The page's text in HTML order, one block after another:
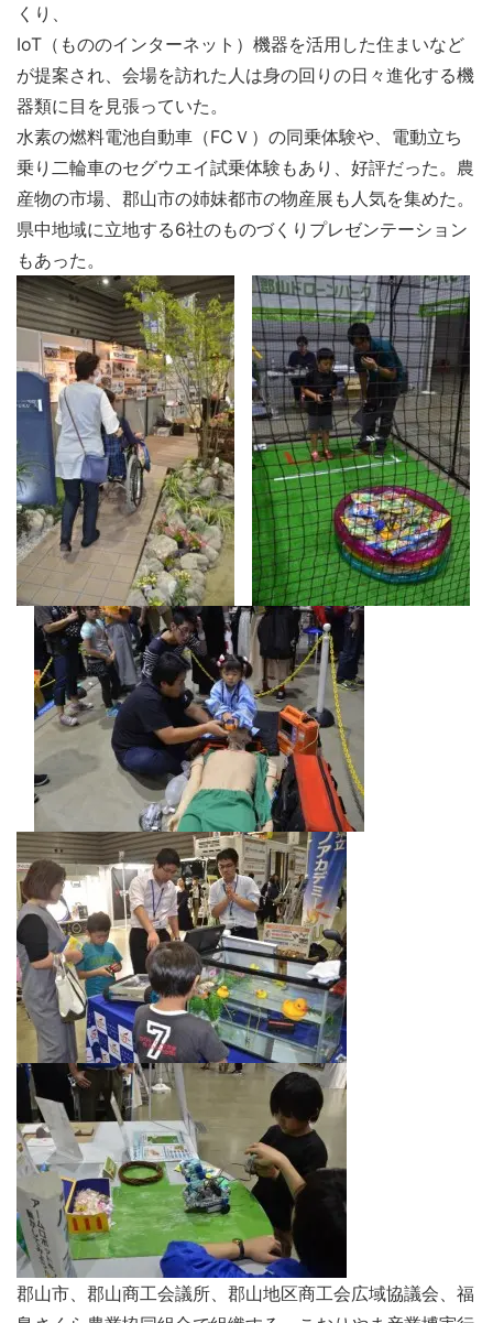
くり、
IoT（もののインターネット）機器を活用した住まいなど
が提案され、会場を訪れた人は身の回りの日々進化する機
器類に目を見張っていた。
水素の燃料電池自動車（FCＶ）の同乗体験や、電動立ち
乗り二輪車のセグウエイ試乗体験もあり、好評だった。農
産物の市場、郡山市の姉妹都市の物産展も人気を集めた。
県中地域に立地する6社のものづくりプレゼンテーション
もあった。
郡山市、郡山商工会議所、郡山地区商工会広域協議会、福